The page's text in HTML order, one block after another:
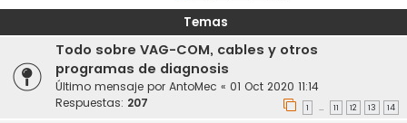
Temas
Todo sobre VAG-COM, cables y otros
programas de diagnosis
Último mensaje por AntoMec « 01 Oct 2020 11:14
Respuestas: 207 1 … 11 12 13 14